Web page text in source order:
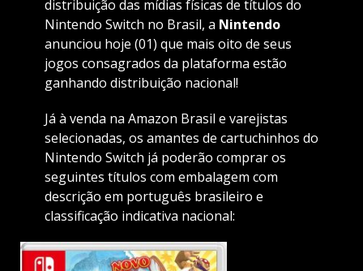
distribuição das mídias físicas de títulos do
Nintendo Switch no Brasil, a Nintendo
anunciou hoje (01) que mais oito de seus
jogos consagrados da plataforma estão
ganhando distribuição nacional!
Já à venda na Amazon Brasil e varejistas
selecionadas, os amantes de cartuchinhos do
Nintendo Switch já poderão comprar os
seguintes títulos com embalagem com
descrição em português brasileiro e
classificação indicativa nacional: